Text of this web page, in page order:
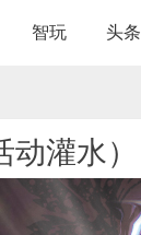
智玩 头条
灌水）